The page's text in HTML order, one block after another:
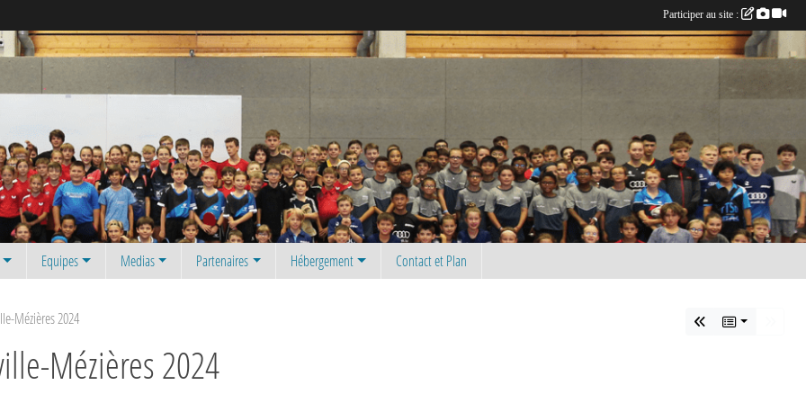
Equipes Medias Partenaires Hébergement Contact et Plan
Mézières 2024
Mézières 2024
Participer au site :